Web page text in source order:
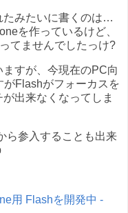
たみたいに書くのは…
を作っているけど、
てませんでしたっけ?
すが、今現在のPC向
Flashがフォーカスを
出来なくなってしま
ら参入することも出来
用 Flashを開発中 -